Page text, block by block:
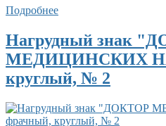
Подробнее
Нагрудный знак
МЕДИЦИНСКИХ
круглый, № 2